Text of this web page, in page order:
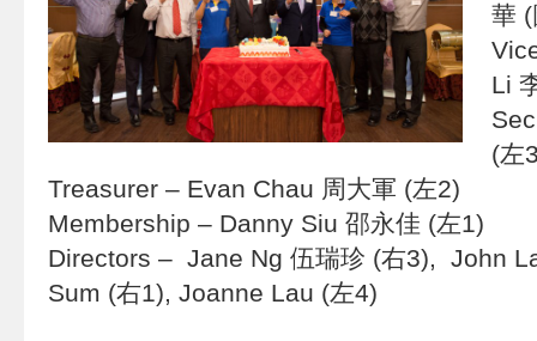
華
Li
(左
Treasurer – Evan Chau 周大軍 (左2)
Membership – Danny Siu 邵永佳 (左1)
Directors – Jane Ng 伍瑞珍 (右3), John
Sum (右1), Joanne Lau (左4)